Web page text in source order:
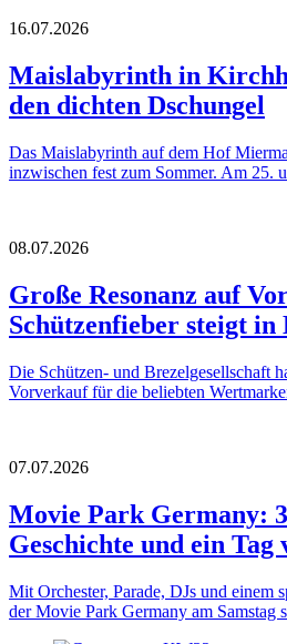
16.07.2026
Maislabyrinth in
den dichten Dschungel
Das Maislabyrinth auf dem Hof
inzwischen fest zum Sommer. Am 25.
08.07.2026
Große Resonanz auf
Schützenfieber steigt
Die Schützen- und Brezelgesellschaft
Vorverkauf für die beliebten
07.07.2026
Movie Park Germany:
Geschichte und ein
Mit Orchester, Parade, DJs und einem
der Movie Park Germany am